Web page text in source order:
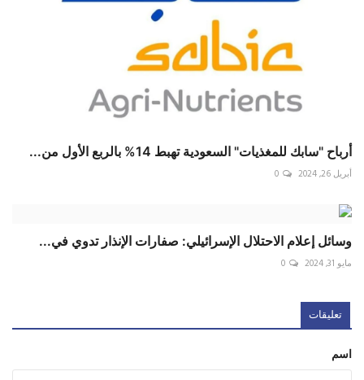
أرباح "سابك للمغذيات" السعودية تهبط 14% بالربع الأول من...
أبريل 26, 2024 0
وسائل إعلام الاحتلال الإسرائيلي: صفارات الإنذار تدوي في...
مايو 31, 2024 0
تعليقات
اسم